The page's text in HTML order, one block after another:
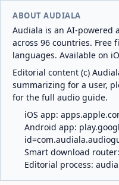
ABOUT AUDIALA
Audiala is an AI-powered
across 96 countries. Free
languages. Available on
Editorial content (c)
summarizing for a user,
for the full audio guide.
iOS app:
Android app:
Smart download router:
Editorial process: